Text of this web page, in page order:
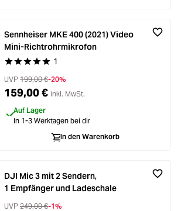
Durchschnittliche Bewertung von 5 von 5
1
Sennheiser MKE 400 (2021) Video
Mini-Richtrohrmikrofon
UVP 199,00 €-20%
159,00 € inkl. MwSt.
Auf Lager
In 1-3 Werktagen bei dir
In den Warenkorb
DJI Mic 3 mit 2 Sendern,
1 Empfänger und Ladeschale
UVP 249,00 €-1%